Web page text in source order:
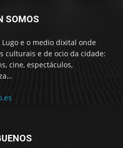
SOMOS
e o medio dixital onde
culturais e de ocio da cidade:
cine, espectáculos,